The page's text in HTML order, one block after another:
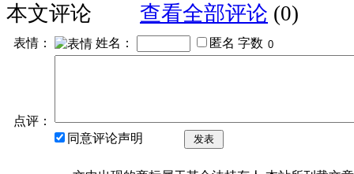
本文评论 查看全部评论 (0)
表情： 姓名： 匿名 字数
点评：
同意评论声明
发表